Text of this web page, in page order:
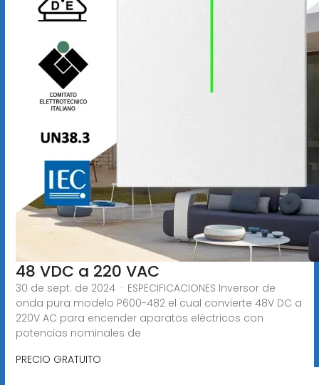
48 VDC a 220 VAC
30 de sept. de 2024 · ESPECIFICACIONES Inversor de
onda pura modelo P600-482 el cual convierte 48V DC a
220V AC para encender aparatos eléctricos con
potencias nominales de
PRECIO GRATUITO